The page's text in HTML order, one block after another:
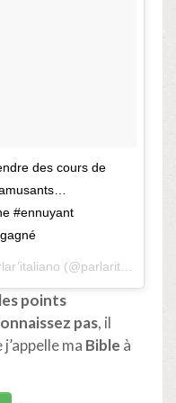
des cours de
#ennuyant
(@parlaritaliano) le
points
pas, il
j’appelle ma Bible à